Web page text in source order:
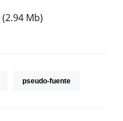
(2.94 Mb)
pseudo-fuente